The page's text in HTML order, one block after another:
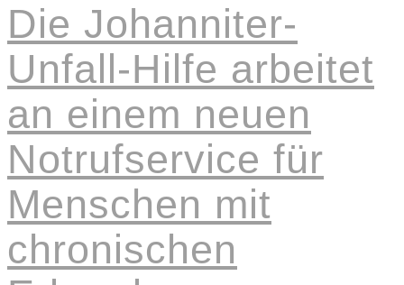
Die Johanniter-
Unfall-Hilfe arbeitet
an einem neuen
Notrufservice für
Menschen mit
chronischen